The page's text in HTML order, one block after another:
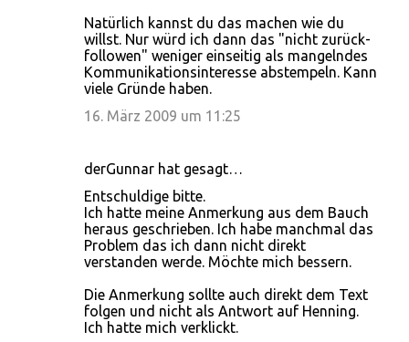
Natürlich kannst du das machen wie du
willst. Nur würd ich dann das "nicht zurück-
followen" weniger einseitig als mangelndes
Kommunikationsinteresse abstempeln. Kann
viele Gründe haben.
16. März 2009 um 11:25
derGunnar hat gesagt…
Entschuldige bitte.
Ich hatte meine Anmerkung aus dem Bauch
heraus geschrieben. Ich habe manchmal das
Problem das ich dann nicht direkt
verstanden werde. Möchte mich bessern.
Die Anmerkung sollte auch direkt dem Text
folgen und nicht als Antwort auf Henning.
Ich hatte mich verklickt.